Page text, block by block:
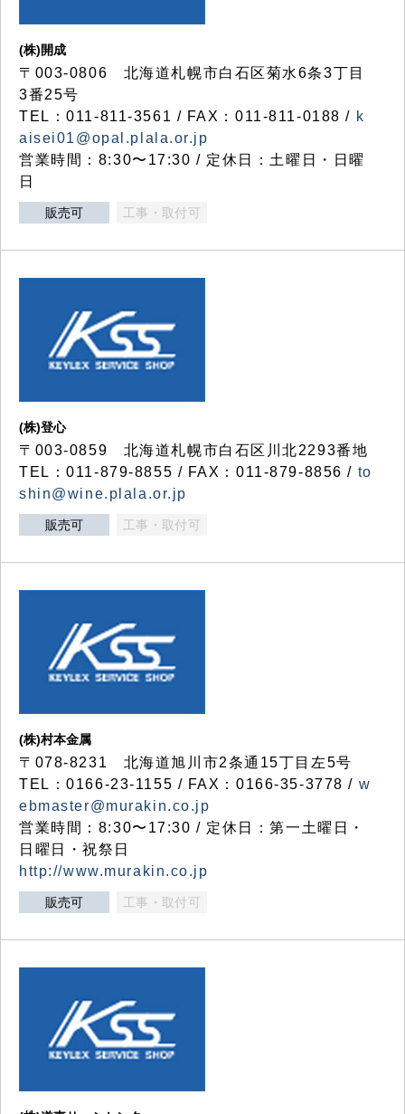
(株)開成
〒003-0806 北海道札幌市白石区菊水6条3丁目
3番25号
TEL：011-811-3561 / FAX：011-811-0188 / k
aisei01@opal.plala.or.jp
営業時間：8:30〜17:30 / 定休日：土曜日・日曜
日
販売可 工事・取付可
(株)登心
〒003-0859 北海道札幌市白石区川北2293番地
TEL：011-879-8855 / FAX：011-879-8856 / to
shin@wine.plala.or.jp
販売可 工事・取付可
(株)村本金属
〒078-8231 北海道旭川市2条通15丁目左5号
TEL：0166-23-1155 / FAX：0166-35-3778 / w
ebmaster@murakin.co.jp
営業時間：8:30〜17:30 / 定休日：第一土曜日・
日曜日・祝祭日
http://www.murakin.co.jp
販売可 工事・取付可